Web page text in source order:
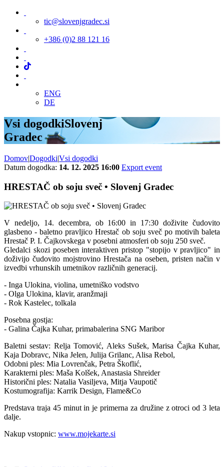
tic@slovenjgradec.si
+386 (0)2 88 121 16
ENG
DE
Vsi dogodkiSlovenj
Gradec
Domov|Dogodki|Vsi dogodki
Datum dogodka: 14. 12. 2025 16:00 Export event
HRESTAČ ob soju sveč • Slovenj Gradec
V nedeljo, 14. decembra, ob 16:00 in 17:30 doživite čudovito
glasbeno - baletno pravljico Hrestač ob soju sveč po motivih baleta
Hrestač P. I. Čajkovskega v posebni atmosferi ob soju 250 sveč.
Gledalci skozi poseben interaktiven pristop "stopijo v pravljico" in
doživijo čudovito mojstrovino Hrestača na oseben, pristen način v
izvedbi vrhunskih umetnikov različnih generacij.
- Inga Ulokina, violina, umetniško vodstvo
- Olga Ulokina, klavir, aranžmaji
- Rok Kastelec, tolkala
Posebna gostja:
- Galina Čajka Kuhar, primabalerina SNG Maribor
Baletni sestav: Relja Tomović, Aleks Sušek, Marisa Čajka Kuhar,
Kaja Dobravc, Nika Jelen, Julija Grilanc, Alisa Rebol,
Odobni ples: Mia Lovrenčak, Petra Škoflić,
Karakterni ples: Maša Kolšek, Anastasia Shreider
Historični ples: Natalia Vasiljeva, Mitja Vaupotič
Kostumografija: Karrik Design, Flame&Co
Predstava traja 45 minut in je primerna za družine z otroci od 3 leta
dalje.
Nakup vstopnic: www.mojekarte.si